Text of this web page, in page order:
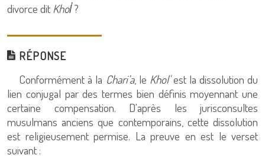
divorce dit Khol̛?
RÉPONSE
Conformément à la Chari’a, le Khol'est la dissolution du
lien conjugal par des termes bien définis moyennant une
certaine compensation. D'après les jurisconsultes
musulmans anciens que contemporains, cette dissolution
est religieusement permise. La preuve en est le verset
suivant :